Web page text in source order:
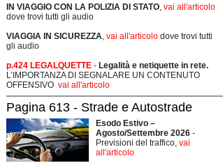
IN VIAGGIO CON LA POLIZIA DI STATO, vai all'articolo
dove trovi tutti gli audio
VIAGGIA IN SICUREZZA, vai all'articolo dove trovi tutti
gli audio
p.424 LEGALQUETTE - Legalità e netiquette in rete.
L’IMPORTANZA DI SEGNALARE UN CONTENUTO
OFFENSIVO vai all'articolo
Pagina 613 - Strade e Autostrade
Esodo Estivo –
Agosto/Settembre 2026 -
Previsioni del traffico, vai
all'articolo